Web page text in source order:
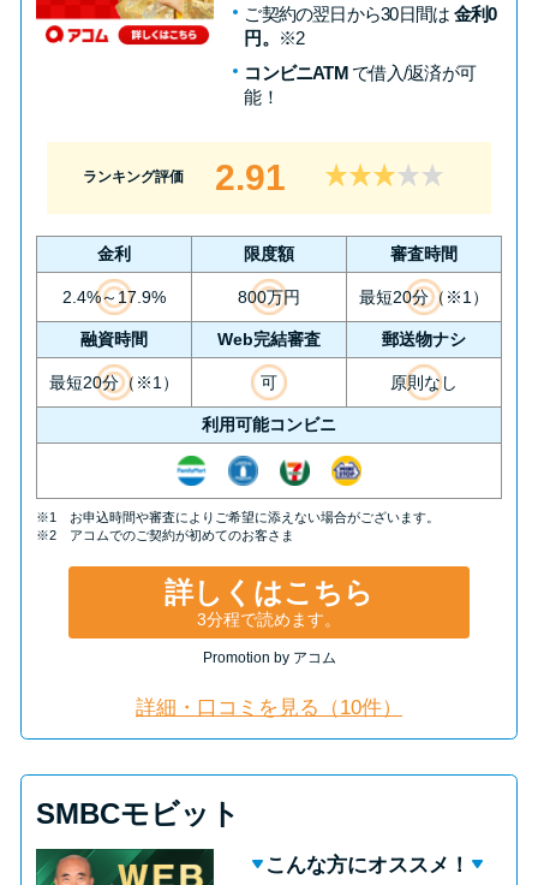
みずほ銀行カードローンの問い
合わせ先とシーン別の問い合わ
ご契約の翌日から30日間は 金利0
円。
※2
コンビニATM で借入/返済が可
能！
ランキング評価 2.91
金利 限度額 審査時間
2.4%～17.9% 800万円 最短20分（※1）
融資時間 Web完結審査 郵送物ナシ
最短20分（※1） 可 原則なし
利用可能コンビニ
※1 お申込時間や審査によりご希望に添えない場合がございます。
※2 アコムでのご契約が初めてのお客さま
詳しくはこちら
3分程で読めます。
Promotion by アコム
詳細・口コミを見る（10件）
SMBCモビット
こんな方にオススメ！